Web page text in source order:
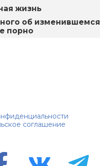
жизнь
об изменившемся
порно
соглашение